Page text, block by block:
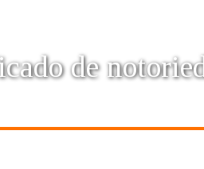
de